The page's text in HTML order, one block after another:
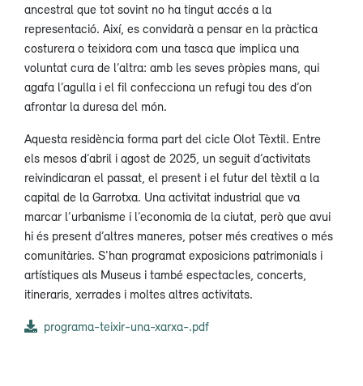
ancestral que tot sovint no ha tingut accés a la
representació. Així, es convidarà a pensar en la pràctica
costurera o teixidora com una tasca que implica una
voluntat cura de l’altra: amb les seves pròpies mans, qui
agafa l’agulla i el fil confecciona un refugi tou des d’on
afrontar la duresa del món.
Aquesta residència forma part del cicle Olot Tèxtil. Entre
els mesos d’abril i agost de 2025, un seguit d’activitats
reivindicaran el passat, el present i el futur del tèxtil a la
capital de la Garrotxa. Una activitat industrial que va
marcar l’urbanisme i l’economia de la ciutat, però que avui
hi és present d’altres maneres, potser més creatives o més
comunitàries. S'han programat exposicions patrimonials i
artístiques als Museus i també espectacles, concerts,
itineraris, xerrades i moltes altres activitats.
programa-teixir-una-xarxa-.pdf